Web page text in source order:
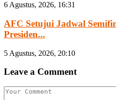
6 Agustus, 2026, 16:31
AFC Setujui Jadwal
Presiden...
5 Agustus, 2026, 20:10
Leave a Comment